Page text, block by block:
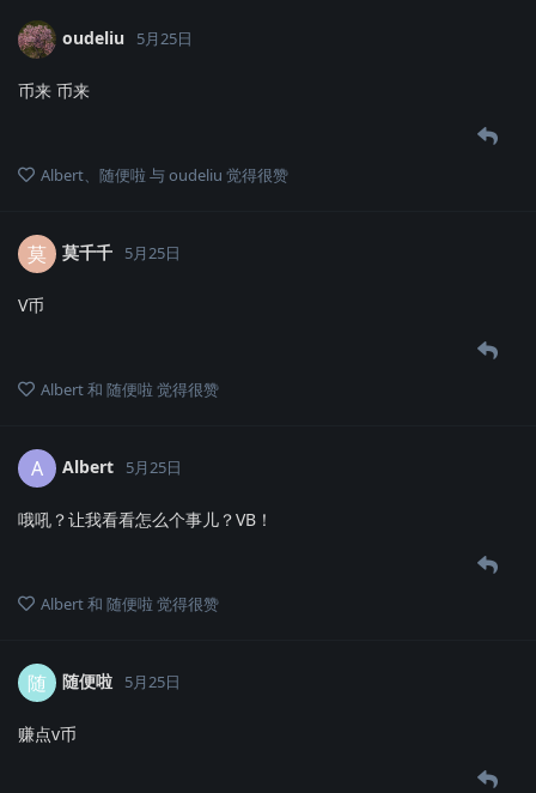
oudeliu 5月25日
币来 币来
Albert、 随便啦 与oudeliu 觉得很赞
莫 莫千千 5月25日
V币
Albert和 随便啦 觉得很赞
A Albert 5月25日
哦吼？让我看看怎么个事儿？VB！
Albert和 随便啦 觉得很赞
随 随便啦 5月25日
赚点v币